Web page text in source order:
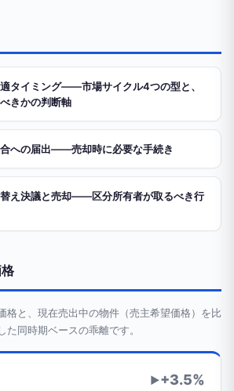
タイミング——市場サイクル4つの型と、
きかの判断軸
への届出——売却時に必要な手続き
え決議と売却——区分所有者が取るべき行
格と、現在売出中の物件（売主希望価格）を比
同時期ベースの乖離です。
▶+3.5%